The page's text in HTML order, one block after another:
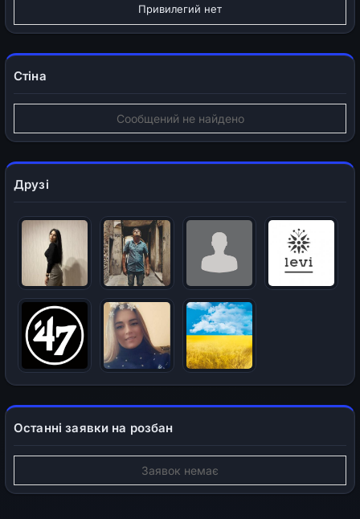
Привилегий нет
Стіна
Сообщений не найдено
Друзі
Останні заявки на розбан
Заявок немає